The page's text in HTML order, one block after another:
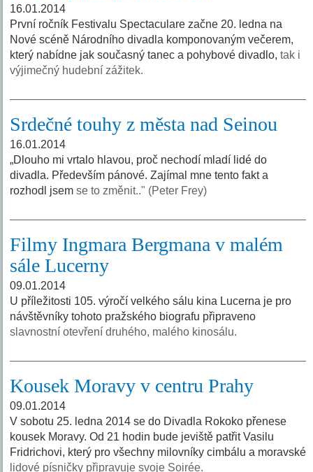
16.01.2014
První ročník Festivalu Spectaculare začne 20. ledna na
Nové scéně Národního divadla komponovaným večerem,
který nabídne jak současný tanec a pohybové divadlo,tak i
výjimečný hudební zážitek.
Srdečné touhy z města nad Seinou
16.01.2014
„Dlouho mi vrtalo hlavou, proč nechodí mladí lidé do
divadla. Především pánové. Zajímal mne tento fakt a
rozhodl jsemse to změnit.." (Peter Frey)
Filmy Ingmara Bergmana v malém
sále Lucerny
09.01.2014
U příležitosti 105. výročí velkého sálu kina Lucerna je pro
návštěvníky tohoto pražského biografu připraveno
slavnostní otevření druhého, malého kinosálu.
Kousek Moravy v centru Prahy
09.01.2014
V sobotu 25. ledna 2014 se do Divadla Rokoko přenese
kousek Moravy. Od 21 hodin bude jeviště patřit Vasilu
Fridrichovi, který pro všechny milovníky cimbálu a moravské
lidové písničky připravuje svoje Soirée.